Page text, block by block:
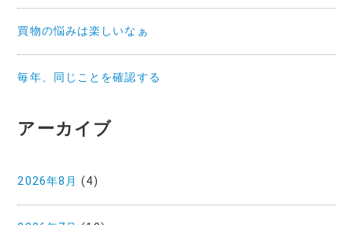
買物の悩みは楽しいなぁ
毎年、同じことを確認する
アーカイブ
2026年8月 (4)